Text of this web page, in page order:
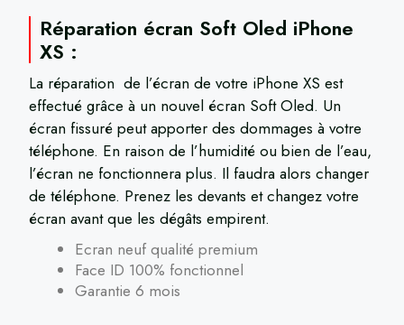
Réparation écran Soft Oled iPhone
XS :
La réparation de l’écran de votre iPhone XS est
effectué grâce à un nouvel écran Soft Oled. Un
écran fissuré peut apporter des dommages à votre
téléphone. En raison de l’humidité ou bien de l’eau,
l’écran ne fonctionnera plus. Il faudra alors changer
de téléphone. Prenez les devants et changez votre
écran avant que les dégâts empirent.
Ecran neuf qualité premium
Face ID 100% fonctionnel
Garantie 6 mois